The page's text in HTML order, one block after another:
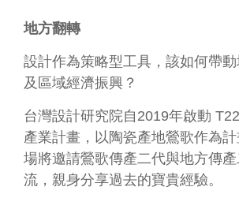
全
策
站
資
料
開
地方翻轉
設計作為策略型工具，該如何帶
及區域經濟振興？
台灣設計研究院自2019年啟動
產業計畫，以陶瓷產地鶯歌作為
場將邀請鶯歌傳產二代與地方傳
流，親身分享過去的寶貴經驗。